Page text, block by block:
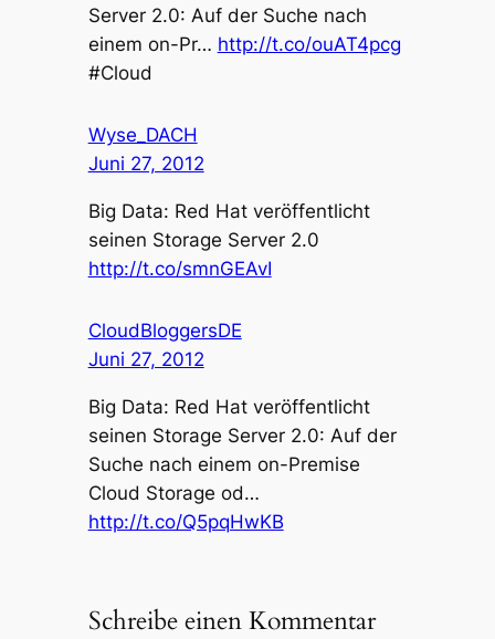
Server 2.0: Auf der Suche nach
einem on-Pr… http://t.co/ouAT4pcg
#Cloud
Wyse_DACH
Juni 27, 2012
Big Data: Red Hat veröffentlicht
seinen Storage Server 2.0
http://t.co/smnGEAvI
CloudBloggersDE
Juni 27, 2012
Big Data: Red Hat veröffentlicht
seinen Storage Server 2.0: Auf der
Suche nach einem on-Premise
Cloud Storage od…
http://t.co/Q5pqHwKB
Schreibe einen Kommentar